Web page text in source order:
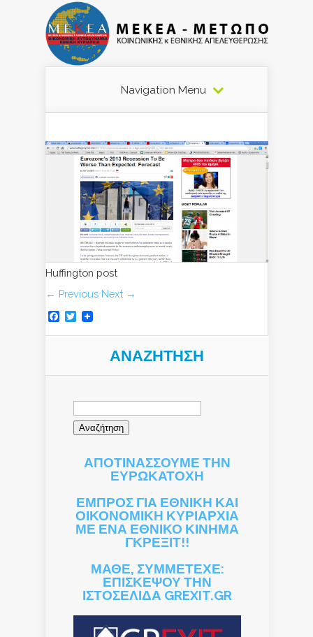
Navigation Menu
Huffington post
← Previous Next →
Facebook
Twitter
ΑΝΑΖΉΤΗΣΗ
Αναζήτηση
ΑΠΟΤΙΝΑΣΣΟΥΜΕ ΤΗΝ
ΕΥΡΩΚΑΤΟΧΗ
ΕΜΠΡΟΣ ΓΙΑ ΕΘΝΙΚΗ ΚΑΙ
ΟΙΚΟΝΟΜΙΚΗ ΚΥΡΙΑΡΧΙΑ
ΜΕ ΕΝΑ ΕΘΝΙΚΟ ΚΙΝΗΜΑ
ΓΚΡΕΞΙΤ!!
ΜΑΘΕ, ΣΥΜΜΕΤΕΧΕ:
ΕΠΙΣΚΕΨΟΥ ΤΗΝ
ΙΣΤΟΣΕΛΙΔΑ GREXIT.GR